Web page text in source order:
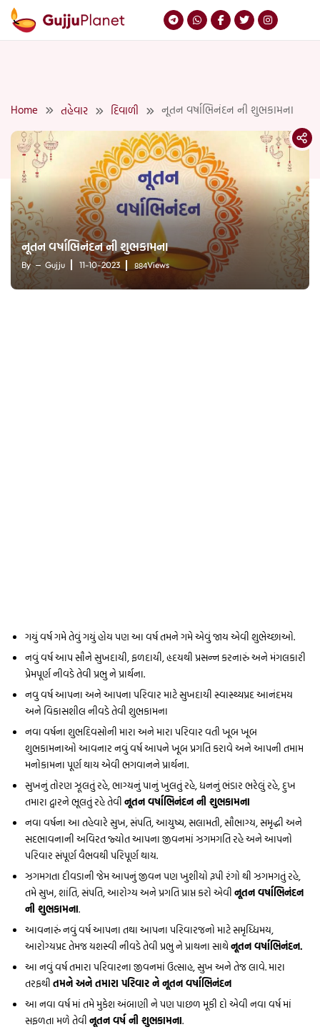
Skip
Home તહેવાર દિવાળી નૂતન વર્ષાભિનંદન ની શુભકામના
નૂતન વર્ષાભિનંદન ની શુભકામના
By Gujju 11-10-2023 884Views
ગયું વર્ષ ગમે તેવું ગયું હોય પણ આ વર્ષ તમને ગમે એવું જાય એવી શુભેચ્છાઓ.
નવું વર્ષ આપ સૌને સુખદાયી, ફળદાયી, હૃદયથી પ્રસન્ન કરનારું અને મંગલકારી
પ્રેમપૂર્ણ નીવડે તેવી પ્રભુ ને પ્રાર્થના.
નવુ વર્ષ આપના અને આપના પરિવાર માટે સુખદાયી સ્વાસ્થ્યપ્રદ આનંદમય
અને વિકાસશીલ નીવડે તેવી શુભકામના
નવા વર્ષના શુભદિવસોની મારા અને મારા પરિવાર વતી ખૂબ ખૂબ
શુભકામનાઓ આવનાર નવું વર્ષ આપને ખૂબ પ્રગતિ કરાવે અને આપની તમામ
મનોકામના પૂર્ણ થાય એવી ભગવાનને પ્રાર્થના.
સુખનું તોરણ ઝૂલતું રહે, ભાગ્યનું પાનું ખુલતું રહે, ધનનું ભંડાર ભરેલું રહે, દુખ
તમારા દ્વારને ભૂલતું રહે તેવીનૂતન વર્ષાભિનંદન ની શુભકામના
નવા વર્ષના આ તહેવારે સુખ, સંપતિ, આયુષ્ય, સલામતી, સૌભાગ્ય, સમૃદ્ધી અને
સદભાવનાની અવિરત જ્યોત આપના જીવનમાં ઝગમગતિ રહે અને આપનો
પરિવાર સંપૂર્ણ વૈભવથી પરિપૂર્ણ થાય.
ઝગમગતા દીવડાની જેમ આપનું જીવન પણ ખુશીયો રૂપી રંગો થી ઝગમગતું રહે,
તમે સુખ, શાંતિ, સંપતિ, આરોગ્ય અને પ્રગતિ પ્રાપ્ત કરો એવીનૂતન વર્ષાભિનંદન
ની શુભકામના.
આવનારું નવું વર્ષ આપના તથા આપના પરિવારજનો માટે સમૃધ્ધિમય,
આરોગ્યપ્રદ તેમજ યશસ્વી નીવડે તેવી પ્રભુ ને પ્રાથના સાથેનૂતન વર્ષાભિનંદન.
આ નવું વર્ષ તમારા પરિવારના જીવનમાં ઉત્સાહ, સુખ અને તેજ લાવે. મારા
તરફથીતમને અને તમારા પરિવાર ને નૂતન વર્ષાભિનંદન
આ નવા વર્ષ માં તમે મુકેશ અંબાણી ને પણ પાછળ મૂકી દો એવી નવા વર્ષ માં
સફળતા મળે તેવીનૂતન વર્ષ ની શુભકામના.